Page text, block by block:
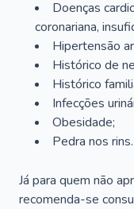
Doenças
coronariana,
Hipertensão
Histórico de
Histórico
Infecções
Obesidade;
Pedra nos rins.
Já para quem não
recomenda-se